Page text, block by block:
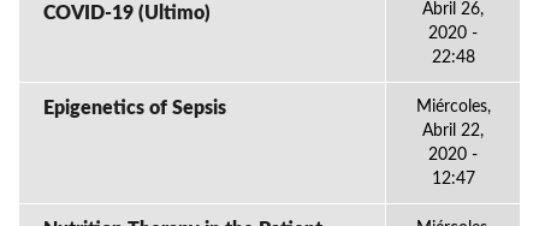
COVID-19 (Ultimo)
Abril 26,
2020 -
22:48
Epigenetics of Sepsis
Miércoles,
Abril 22,
2020 -
12:47